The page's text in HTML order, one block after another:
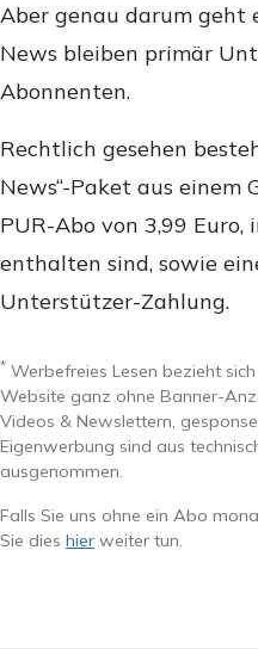
Aber genau darum geht
News bleiben primär
Abonnenten.
Rechtlich gesehen
News“-Paket aus einem
PUR-Abo von 3,99
enthalten sind, sowie
Unterstützer-Zahlung.
* Werbefreies Lesen bezieht
Website ganz ohne Banner-
Videos & Newslettern,
Eigenwerbung sind aus
ausgenommen.
Falls Sie uns ohne ein Abo
Sie dies hier weiter tun.